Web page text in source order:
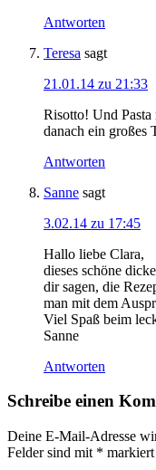
Antworten
Teresa sagt
21.01.14 zu 21:33
Risotto! Und
danach ein großes
Antworten
Sanne sagt
3.02.14 zu 17:45
Hallo liebe Clara,
dieses schöne
dir sagen, die
man mit dem
Viel Spaß beim
Sanne
Antworten
Schreibe einen
Deine E-Mail-Adresse
Felder sind mit * markiert